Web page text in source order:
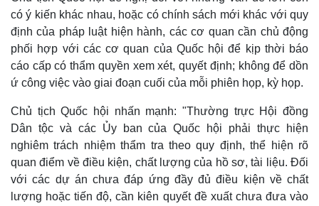
Giá cà phê
có ý kiến khác nhau, hoặc có chính sách mới khác với quy
định của pháp luật hiện hành, các cơ quan cần chủ động
phối hợp với các cơ quan của Quốc hội để kịp thời báo
cáo cấp có thẩm quyền xem xét, quyết định; không để dồn
ứ công việc vào giai đoạn cuối của mỗi phiên họp, kỳ họp.
Chủ tịch Quốc hội nhấn mạnh: "Thường trực Hội đồng
Dân tộc và các Ủy ban của Quốc hội phải thực hiện
nghiêm trách nhiệm thẩm tra theo quy định, thể hiện rõ
quan điểm về điều kiện, chất lượng của hồ sơ, tài liệu. Đối
với các dự án chưa đáp ứng đầy đủ điều kiện về chất
lượng hoặc tiến độ, cần kiên quyết đề xuất chưa đưa vào